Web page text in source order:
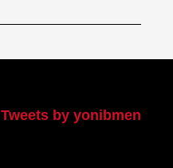
Tweets by yonibmen